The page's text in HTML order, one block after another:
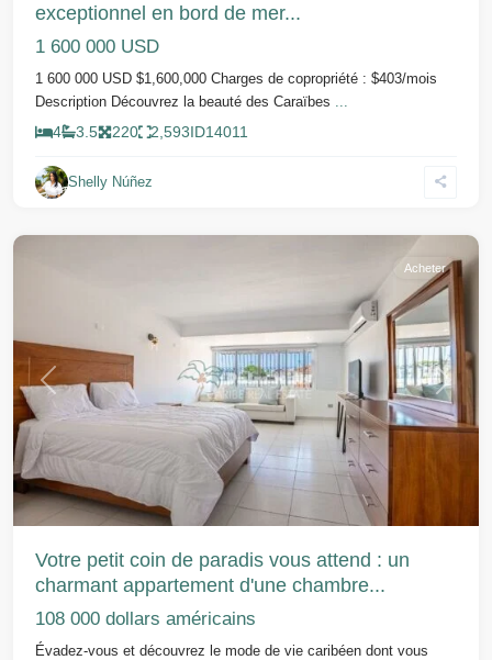
exceptionnel en bord de mer...
1 600 000 USD
1 600 000 USD $1,600,000 Charges de copropriété : $403/mois
Description Découvrez la beauté des Caraïbes
4 3.5 220 2,593ID14011
Shelly Núñez
Précédent Suivant
Acheter
Votre petit coin de paradis vous attend : un
charmant appartement d'une chambre...
108 000 dollars américains
Évadez-vous et découvrez le mode de vie caribéen dont vous